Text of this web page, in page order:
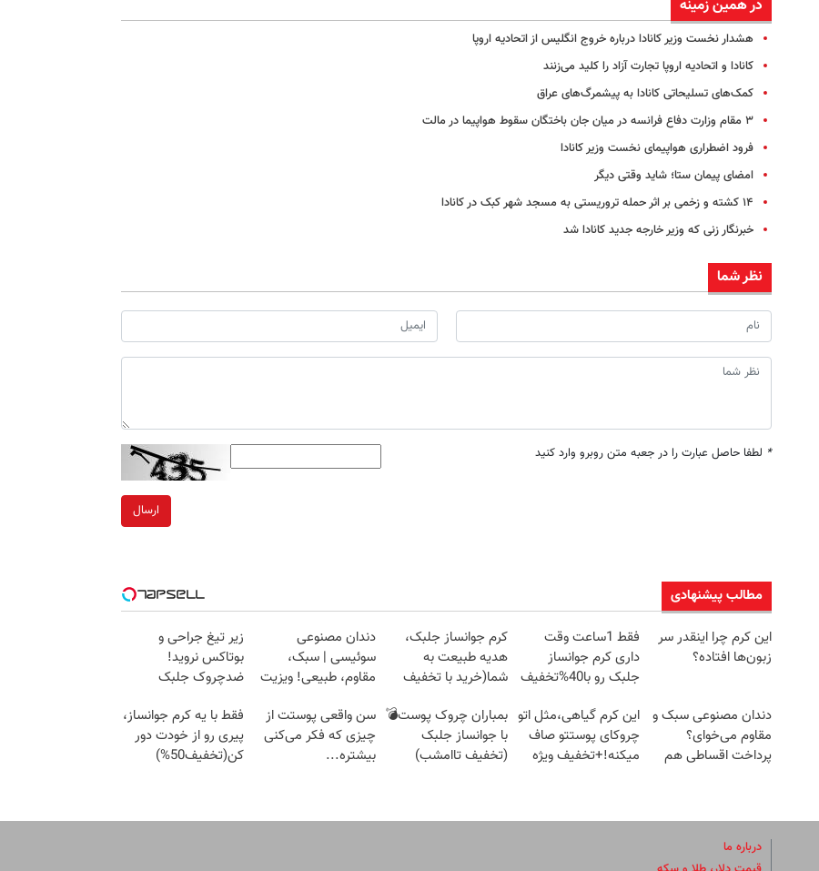
در همین زمینه
هشدار نخست وزیر کانادا درباره خروج انگلیس از اتحادیه اروپا
کانادا و اتحادیه اروپا تجارت آزاد را کلید می‌زنند
کمک‌های تسلیحاتی کانادا به پیشمرگ‌های عراق
۳ مقام وزارت دفاع فرانسه در میان جان باختگان سقوط هواپیما در مالت
فرود اضطراری هواپیمای نخست وزیر کانادا
امضای پیمان ستا؛ شاید وقتی دیگر
۱۴ کشته و زخمی بر اثر حمله تروریستی به مسجد شهر کبک در کانادا
خبرنگار زنی که وزیر خارجه جدید کانادا شد
نظر شما
* لطفا حاصل عبارت را در جعبه متن روبرو وارد کنید
ارسال
مطالب پیشنهادی
این کرم چرا اینقدر سر
زبون‌ها افتاده؟
فقط 1ساعت وقت
داری کرم جوانساز
جلبک رو با40%تخفیف
کرم جوانساز جلبک،
هدیه طبیعت به
شما(خرید با تخفیف
دندان مصنوعی
سوئیسی | سبک،
مقاوم، طبیعی! ویزیت
اقساطی😍
زیر تیغ جراحی و
بوتاکس نروید!
ضدچروک جلبک
دندان مصنوعی سبک و
مقاوم می‌خوای؟
پرداخت اقساطی هم
این کرم گیاهی،مثل اتو
چروکای پوستتو صاف
میکنه!+تخفیف ویژه
بمباران چروک پوست💣
با جوانساز جلبک
(تخفیف تاامشب)
سن واقعی پوستت از
چیزی که فکر می‌کنی
بیشتره...
فقط با یه کرم جوانساز،
پیری رو از خودت دور
کن(تخفیف50%)
درباره ما